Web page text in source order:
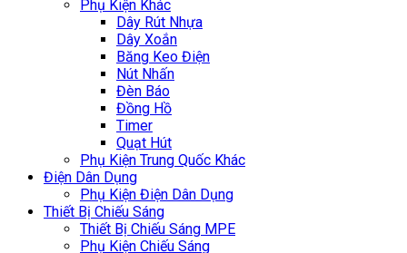
Phụ Kiện Khác
Dây Rút Nhựa
Dây Xoắn
Băng Keo Điện
Nút Nhấn
Đèn Báo
Đồng Hồ
Timer
Quạt Hút
Phụ Kiện Trung Quốc Khác
Điện Dân Dụng
Phụ Kiện Điện Dân Dụng
Thiết Bị Chiếu Sáng
Thiết Bị Chiếu Sáng MPE
Phụ Kiện Chiếu Sáng